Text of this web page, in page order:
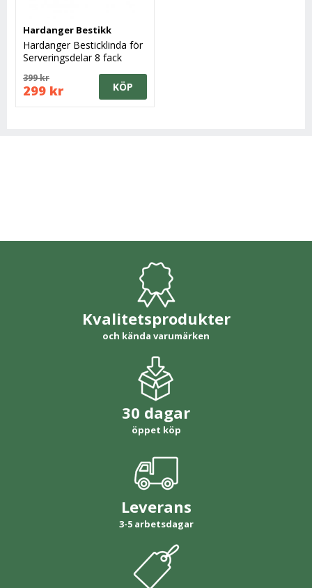
Hardanger Bestikk
Hardanger Besticklinda för
Serveringsdelar 8 fack
399 kr
299 kr KÖP
Kvalitetsprodukter
och kända varumärken
30 dagar
öppet köp
Leverans
3-5 arbetsdagar